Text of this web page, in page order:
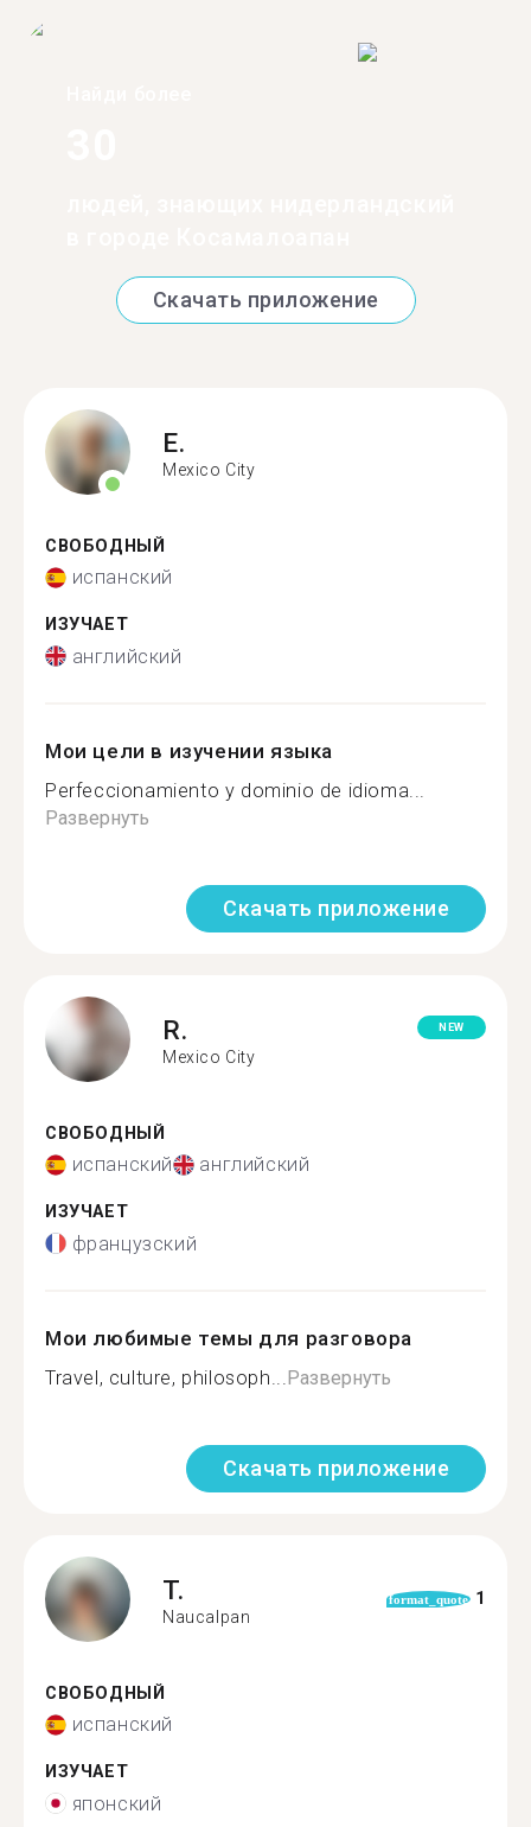
Скачать приложение
E.
Mexico City
СВОБОДНЫЙ
испанский
ИЗУЧАЕТ
английский
Мои цели в изучении языка
Perfeccionamiento y dominio de idioma...
Развернуть
Скачать приложение
R.
Mexico City
NEW
СВОБОДНЫЙ
испанский английский
ИЗУЧАЕТ
французский
Мои любимые темы для разговора
Travel, culture, philosoph... Развернуть
Скачать приложение
T.
Naucalpan
format_quote 1
СВОБОДНЫЙ
испанский
ИЗУЧАЕТ
японский